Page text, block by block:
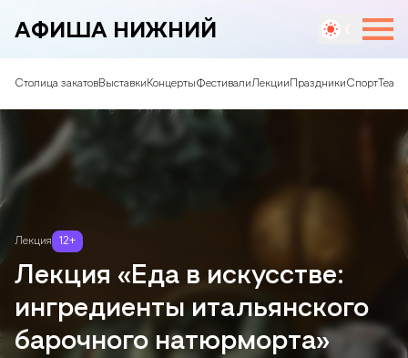
АФИША НИЖНИЙ
Столица закатовВыставкиКонцертыФестивалиЛекции ПраздникиСпорт
Лекция 12+
Лекция «Еда в искусстве:
ингредиенты итальянского
барочного натюрморта»